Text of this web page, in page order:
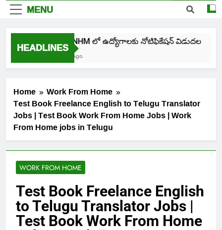
MENU
HEADLINES
తెలంగాణ NHM లో ఉద్యోగాలకు నోటిఫికేషన్ విడుదల
Home
Work From Home
Test Book Freelance English to Telugu Translator
Jobs | Test Book Work From Home Jobs | Work
From Home jobs in Telugu
WORK FROM HOME
Test Book Freelance English
to Telugu Translator Jobs |
Test Book Work From Home